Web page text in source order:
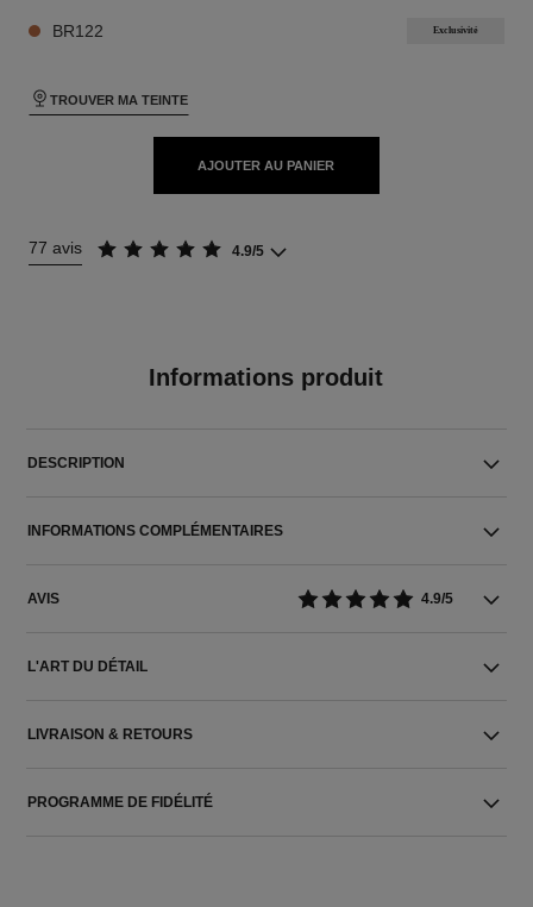
BR122 Exclusivité
TROUVER MA TEINTE
AJOUTER AU PANIER
77 avis 4.9/5
Informations produit
DESCRIPTION
INFORMATIONS COMPLÉMENTAIRES
AVIS 4.9/5
L'ART DU DÉTAIL
LIVRAISON & RETOURS
PROGRAMME DE FIDÉLITÉ